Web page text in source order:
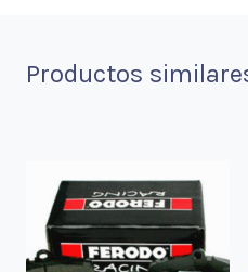
Productos